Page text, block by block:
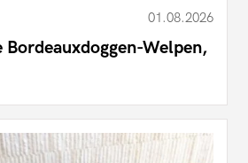
01.08.2026
Bordeauxdoggen-Welpen,